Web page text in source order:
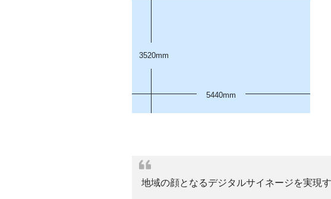
3520mm
5440mm
地域の顔となるデジタルサイネージを実現